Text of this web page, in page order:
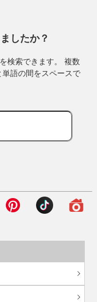
したか？
検索できます。 複数
語の間をスペースで